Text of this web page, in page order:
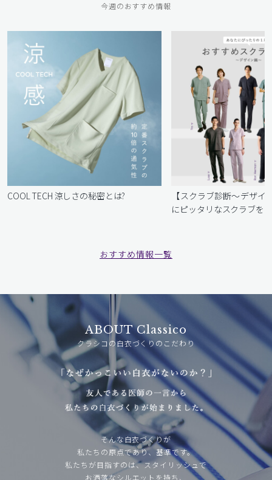
今週のおすすめ情報
COOL TECH 涼しさの秘密とは?
【スクラブ診断〜デザイ
にピッタリなスクラブを
おすすめ情報一覧
ABOUT Classico
クラシコの白衣づくりのこだわり
そんな白衣づくりが
私たちの原点であり、基準です。
私たちが目指すのは、スタイリッシュで
お洒落なシルエットを持ち、